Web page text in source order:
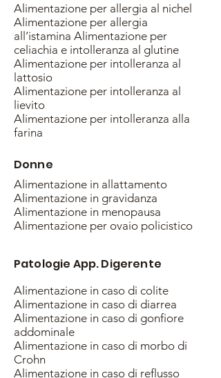
Alimentazione per allergia al nichel
Alimentazione per allergia
all’istamina Alimentazione per
celiachia e intolleranza al glutine
Alimentazione per intolleranza al
lattosio
Alimentazione per intolleranza al
lievito
Alimentazione per intolleranza alla
farina
Donne
Alimentazione in allattamento
Alimentazione in gravidanza
Alimentazione in menopausa
Alimentazione per ovaio policistico
Patologie App. Digerente
Alimentazione in caso di colite
Alimentazione in caso di diarrea
Alimentazione in caso di gonfiore
addominale
Alimentazione in caso di morbo di
Crohn
Alimentazione in caso di reflusso